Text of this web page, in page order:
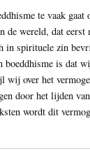
te vaak gaat
de wereld, dat eerst
in spirituele zin
boeddhisme is dat
over het
door het lijden
wordt dit